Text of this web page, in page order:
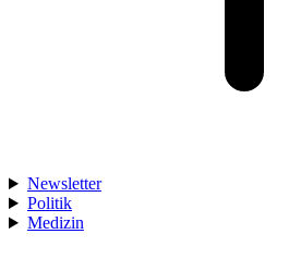
Newsletter
Politik
Medizin